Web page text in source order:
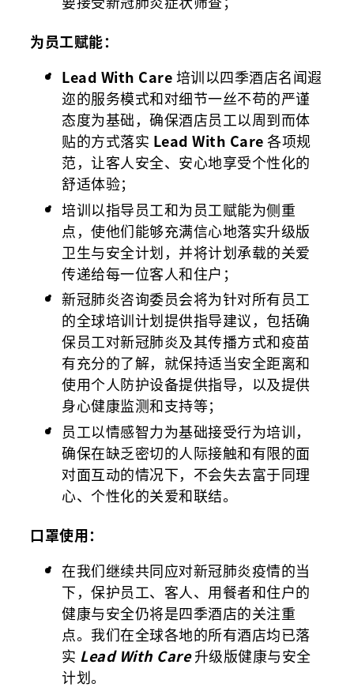
为员工赋能：
Lead With Care培训以四季酒店名闻遐
迩的服务模式和对细节一丝不苟的严谨
态度为基础，确保酒店员工以周到而体
贴的方式落实 Lead With Care各项规
范，让客人安全、安心地享受个性化的
舒适体验；
培训以指导员工和为员工赋能为侧重
点，使他们能够充满信心地落实升级版
卫生与安全计划，并将计划承载的关爱
传递给每一位客人和住户；
新冠肺炎咨询委员会将为针对所有员工
的全球培训计划提供指导建议，包括确
保员工对新冠肺炎及其传播方式和疫苗
有充分的了解，就保持适当安全距离和
使用个人防护设备提供指导，以及提供
身心健康监测和支持等；
员工以情感智力为基础接受行为培训，
确保在缺乏密切的人际接触和有限的面
对面互动的情况下，不会失去富于同理
心、个性化的关爱和联结。
口罩使用：
在我们继续共同应对新冠肺炎疫情的当
下，保护员工、客人、用餐者和住户的
健康与安全仍将是四季酒店的关注重
点。我们在全球各地的所有酒店均已落
实 Lead With Care升级版健康与安全
计划。